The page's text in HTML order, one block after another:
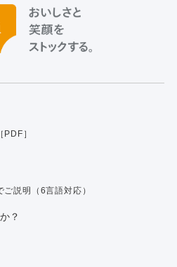
］
説明（6言語対応）
？